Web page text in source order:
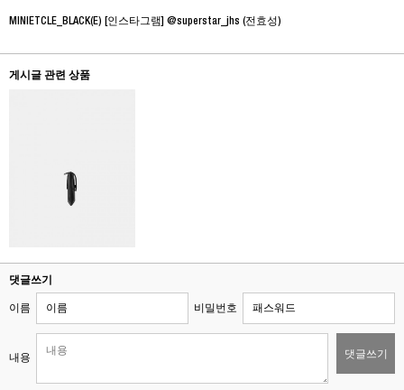
MINIETCLE_BLACK(E) [인스타그램] @superstar_jhs (전효성)
게시글 관련 상품
댓글쓰기
이름 비밀번호
내용 댓글쓰기